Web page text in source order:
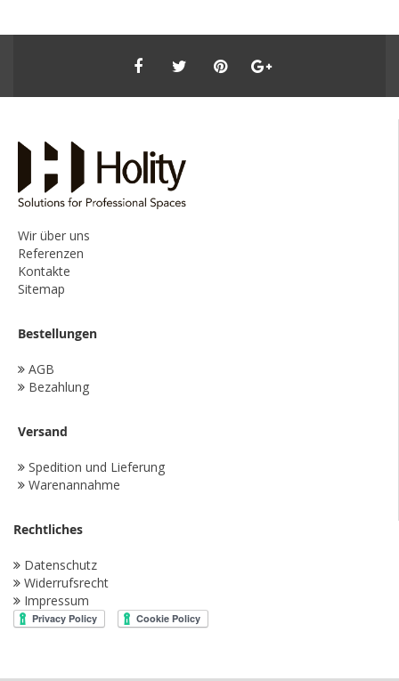
Wir über uns
Referenzen
Kontakte
Sitemap
Bestellungen
AGB
Bezahlung
Versand
Spedition und Lieferung
Warenannahme
Rechtliches
Datenschutz
Widerrufsrecht
Impressum